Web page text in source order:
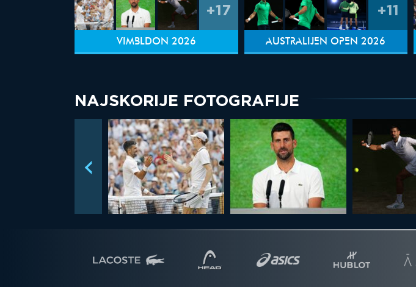
+17
VIMBLDON 2026
+11
AUSTRALIJEN OPEN 2026
NAJSKORIJE FOTOGRAFIJE